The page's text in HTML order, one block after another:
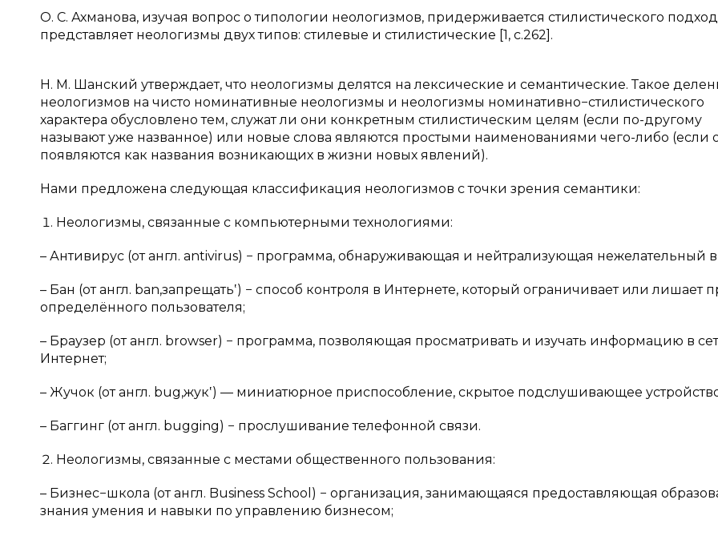
О. С. Ахманова, изучая вопрос о типологии неологизмов, придерживается стилистического
представляет неологизмы двух типов: стилевые и стилистические [1, с.262].
Н. М. Шанский утверждает, что неологизмы делятся на лексические и семантические. Такое
неологизмов на чисто номинативные неологизмы и неологизмы номинативно−стилистического
характера обусловлено тем, служат ли они конкретным стилистическим целям (если по-другому
называют уже названное) или новые слова являются простыми наименованиями чего-либо (если
появляются как названия возникающих в жизни новых явлений).
Нами предложена следующая классификация неологизмов с точки зрения семантики:
Неологизмы, связанные с компьютерными технологиями:
– Антивирус (от англ. antivirus) − программа, обнаруживающая и нейтрализующая нежелательный
– Бан (от англ. ban,запрещать‛) − способ контроля в Интернете, который ограничивает или лишает
определённого пользователя;
– Браузер (от англ. browser) − программа, позволяющая просматривать и изучать информацию в
Интернет;
– Жучок (от англ. bug,жук‛) — миниатюрное приспособление, скрытое подслушивающее
– Баггинг (от англ. bugging) − прослушивание телефонной связи.
Неологизмы, связанные с местами общественного пользования:
– Бизнес−школа (от англ. Business School) − организация, занимающаяся предоставляющая
знания умения и навыки по управлению бизнесом;